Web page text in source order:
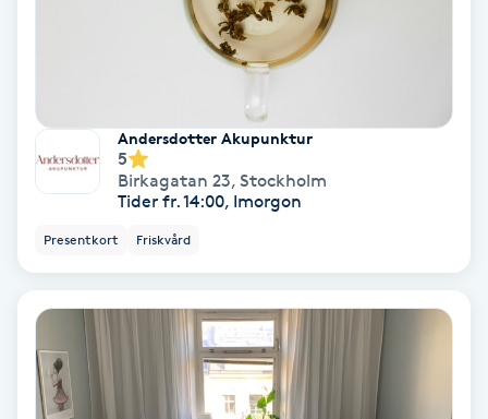
Koppningsmassage
Kosmetisk tatuering
Kostrådgivning
Kroppsinpackning
Kroppspeeling
Andersdotter Akupunktur
5
Birkagatan 23, Stockholm
Tider fr. 14:00, Imorgon
Presentkort Friskvård